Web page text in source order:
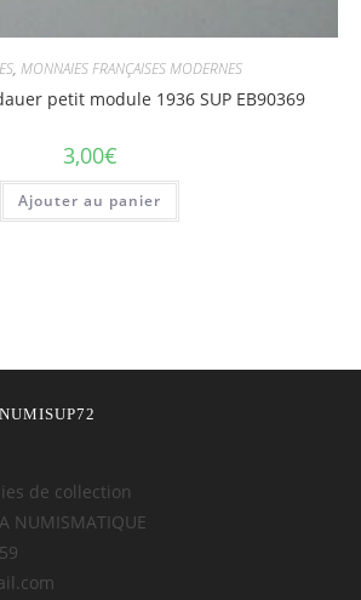
, MONNAIES FRANÇAISES MODERNES
petit module 1936 SUP EB90369
3,00€
Ajouter au panier
de collection
NUMISMATIQUE